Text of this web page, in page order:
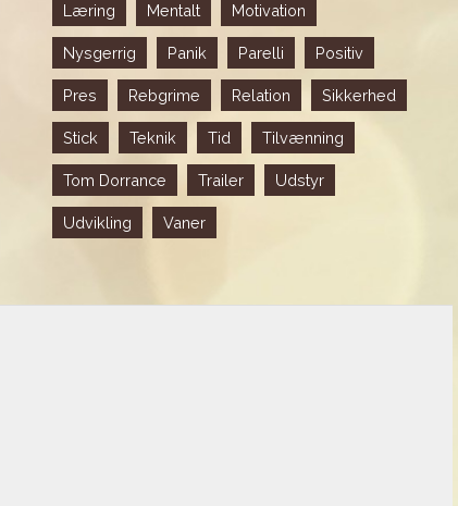
Læring Mentalt Motivation
Nysgerrig Panik Parelli Positiv
Pres Rebgrime Relation Sikkerhed
Stick Teknik Tid Tilvænning
Tom Dorrance Trailer Udstyr
Udvikling Vaner